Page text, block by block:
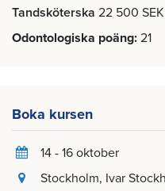
Tandsköterska 22 500
Odontologiska poäng 21
Boka kursen
14 - 16 oktober
Stockholm, Ivar